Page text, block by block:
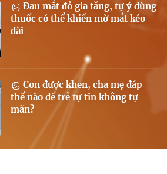
Đau mắt đỏ gia tăng, tự ý dùng
thuốc có thể khiến mờ mắt kéo
dài
Con được khen, cha mẹ đáp
thế nào để trẻ tự tin không tự
mãn?